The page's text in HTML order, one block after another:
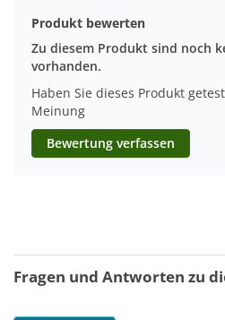
Produkt bewerten
Zu diesem Produkt sind noch
vorhanden.
Haben Sie dieses Produkt
Meinung
Bewertung verfassen
Fragen und Antworten zu